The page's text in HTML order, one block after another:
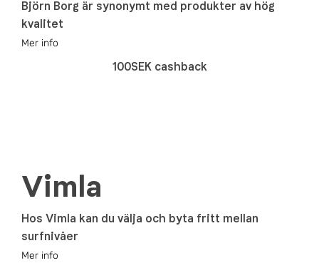
Björn Borg är synonymt med produkter av hög
kvalitet
Mer info
100SEK cashback
Vimla
Hos Vimla kan du välja och byta fritt mellan
surfnivåer
Mer info